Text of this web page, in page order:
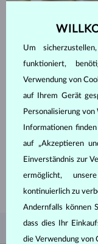
Lassen Sie sich von
Um
funktioniert,
Verwendung von
auf Ihrem Gerät
Personalisierung
Informationen
auf „Akzeptieren
Einverständnis zur
ermöglicht,
kontinuierlich zu
Andernfalls können
dass dies Ihr
die Verwendung von